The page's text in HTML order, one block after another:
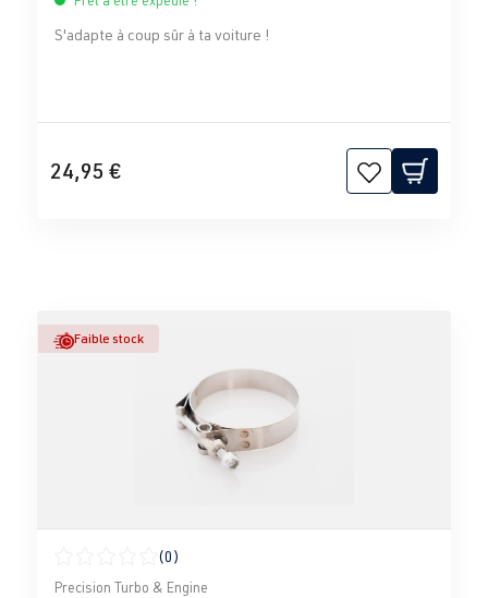
S'adapte à coup sûr à ta voiture !
24,95 €
Faible stock
Note moyenne de 0 sur 5 étoiles
(0)
Precision Turbo & Engine